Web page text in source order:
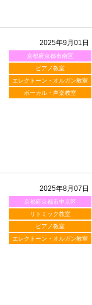
2025年9月01日
京都府京都市南区
ピアノ教室
エレクトーン・オルガン教室
ボーカル・声楽教室
2025年8月07日
京都府京都市中京区
リトミック教室
ピアノ教室
エレクトーン・オルガン教室